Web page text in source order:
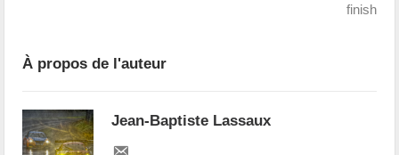
finish
À propos de l'auteur
Jean-Baptiste Lassaux